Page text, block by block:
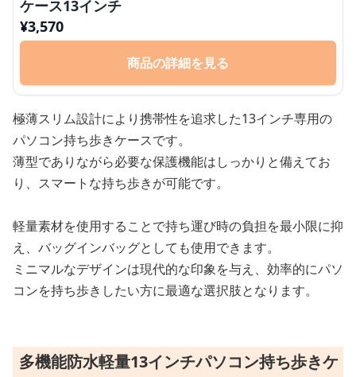
ケース13インチ
¥3,570
商品の詳細を見る
極薄スリム設計により携帯性を追求した13インチ専用の
パソコン持ち歩きケースです。
薄型でありながら必要な保護機能はしっかりと備えてお
り、スマートな持ち歩きが可能です。
軽量素材を使用することで持ち運び時の負担を最小限に抑
え、バッグインバッグとしても使用できます。
ミニマルなデザインは現代的な印象を与え、効率的にパソ
コンを持ち歩きしたい方に最適な選択肢となります。
多機能防水軽量13インチパソコン持ち歩きケ